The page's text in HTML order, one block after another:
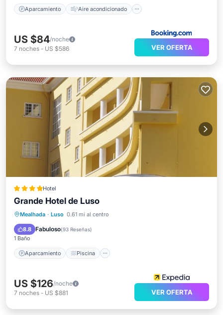
Aparcamiento Aire acondicionado
US $84/noche
7 noches - US $586 VER OFERTA
Hotel
Grande Hotel de Luso
Mealhada · Luso 0.61 mi al centro
8.8 Fabuloso(93 Reseñas)
1 Baño
Aparcamiento Piscina
Aparcamiento Piscina
Balcón/Terraza
US $126/noche
7 noches - US $881 VER OFERTA